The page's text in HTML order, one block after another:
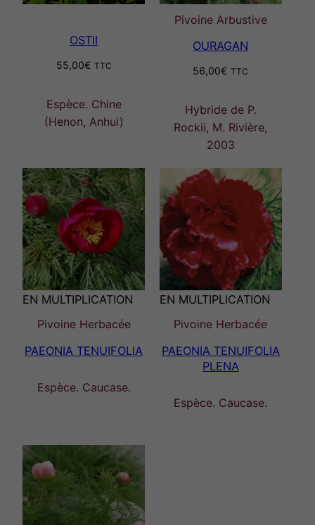
OSTII
55,00€ TTC
Espèce. Chine
(Henon, Anhui)
Pivoine Arbustive
OURAGAN
56,00€ TTC
Hybride de P.
Rockii, M. Rivière,
2003
EN MULTIPLICATION
Pivoine Herbacée
PAEONIA TENUIFOLIA
Espèce. Caucase.
EN MULTIPLICATION
Pivoine Herbacée
PAEONIA TENUIFOLIA
PLENA
Espèce. Caucase.